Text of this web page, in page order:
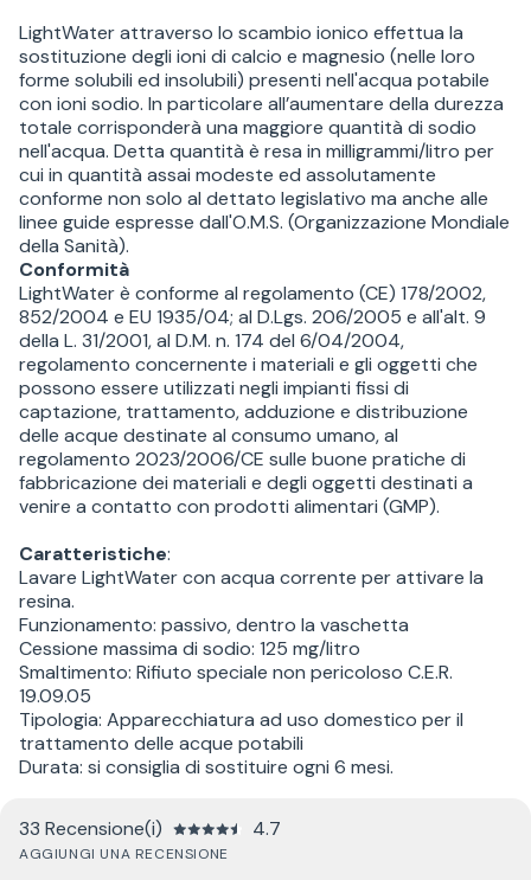
LightWater attraverso lo scambio ionico effettua la
sostituzione degli ioni di calcio e magnesio (nelle loro
forme solubili ed insolubili) presenti nell'acqua potabile
con ioni sodio. In particolare all’aumentare della durezza
totale corrisponderà una maggiore quantità di sodio
nell'acqua. Detta quantità è resa in milligrammi/litro per
cui in quantità assai modeste ed assolutamente
conforme non solo al dettato legislativo ma anche alle
linee guide espresse dall'O.M.S. (Organizzazione Mondiale
della Sanità).
Conformità
LightWater è conforme al regolamento (CE) 178/2002,
852/2004 e EU 1935/04; al D.Lgs. 206/2005 e all'alt. 9
della L. 31/2001, al D.M. n. 174 del 6/04/2004,
regolamento concernente i materiali e gli oggetti che
possono essere utilizzati negli impianti fissi di
captazione, trattamento, adduzione e distribuzione
delle acque destinate al consumo umano, al
regolamento 2023/2006/CE sulle buone pratiche di
fabbricazione dei materiali e degli oggetti destinati a
venire a contatto con prodotti alimentari (GMP).
Caratteristiche:
Lavare LightWater con acqua corrente per attivare la
resina.
Funzionamento: passivo, dentro la vaschetta
Cessione massima di sodio: 125 mg/litro
Smaltimento: Rifiuto speciale non pericoloso C.E.R.
19.09.05
Tipologia: Apparecchiatura ad uso domestico per il
trattamento delle acque potabili
Durata: si consiglia di sostituire ogni 6 mesi.
33 Recensione(i) 4.7
AGGIUNGI UNA RECENSIONE